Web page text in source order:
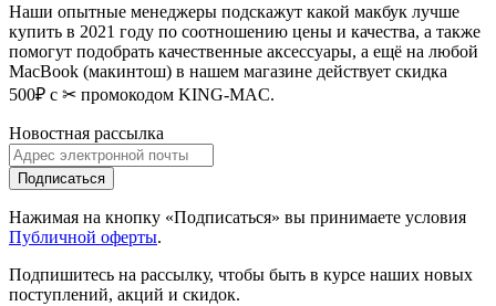
Наши опытные менеджеры подскажут какой макбук лучше
купить в 2021 году по соотношению цены и качества, а также
помогут подобрать качественные аксессуары, а ещё на любой
MacBook (макинтош) в нашем магазине действует скидка
500₽ с ✂ промокодом KING-MAC.
Новостная рассылка
Подписаться
Нажимая на кнопку «Подписаться» вы принимаете условия
Публичной оферты.
Подпишитесь на рассылку, чтобы быть в курсе наших новых
поступлений, акций и скидок.